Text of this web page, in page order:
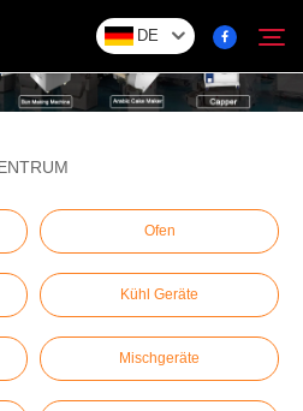
DE
Ofen
Kühl Geräte
Mischgeräte